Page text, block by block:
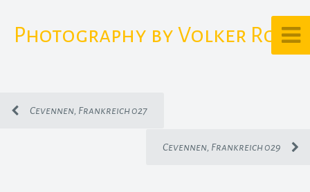
Photography by Volker Rost
Cevennen, Frankreich 027
Cevennen, Frankreich 029